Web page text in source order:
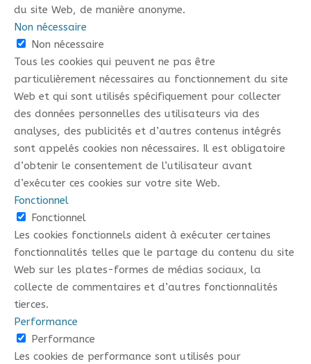
du site Web, de manière anonyme.
Non nécessaire
Non nécessaire
Tous les cookies qui peuvent ne pas être
particulièrement nécessaires au fonctionnement du site
Web et qui sont utilisés spécifiquement pour collecter
des données personnelles des utilisateurs via des
analyses, des publicités et d’autres contenus intégrés
sont appelés cookies non nécessaires. Il est obligatoire
d’obtenir le consentement de l’utilisateur avant
d’exécuter ces cookies sur votre site Web.
Fonctionnel
Fonctionnel
Les cookies fonctionnels aident à exécuter certaines
fonctionnalités telles que le partage du contenu du site
Web sur les plates-formes de médias sociaux, la
collecte de commentaires et d’autres fonctionnalités
tierces.
Performance
Performance
Les cookies de performance sont utilisés pour